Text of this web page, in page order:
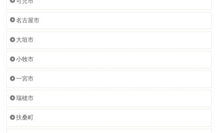
名古屋市
大垣市
小牧市
一宮市
瑞穂市
扶桑町